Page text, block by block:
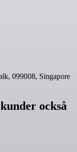
099008, Singapore
också